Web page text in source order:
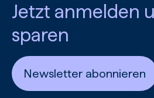
Jetzt anmelden
sparen
Newsletter abonnieren